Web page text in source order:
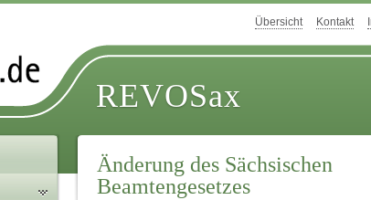
Übersicht Kontakt
REVOSax
Änderung des Sächsischen
Beamtengesetzes